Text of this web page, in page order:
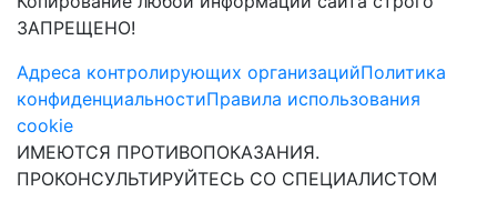
ЗАПРЕЩЕНО!
Адреса контролирующих организацийПолитика
конфиденциальностиПравила использования
cookie
ИМЕЮТСЯ ПРОТИВОПОКАЗАНИЯ.
ПРОКОНСУЛЬТИРУЙТЕСЬ СО СПЕЦИАЛИСТОМ